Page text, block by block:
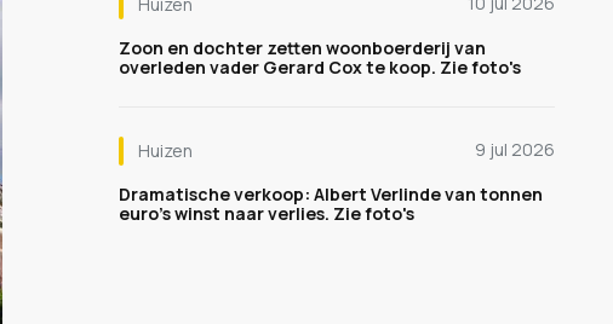
Zoon en dochter zetten woonboerderij van
overleden vader Gerard Cox te koop. Zie foto's
Huizen
9 jul 2026
Dramatische verkoop: Albert Verlinde van tonnen
euro's winst naar verlies. Zie foto's